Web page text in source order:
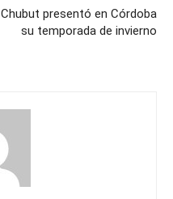
Chubut presentó en Córdoba
su temporada de invierno